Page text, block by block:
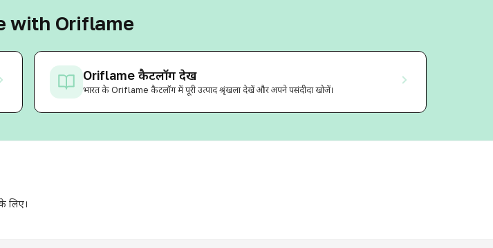
with Oriflame
Oriflame कैटलॉग देखें
भारत के Oriflame कैटलॉग में पूरी उत्पाद श्रृंखला देखें और अपने पसंदीदा खोजें।
लिए।